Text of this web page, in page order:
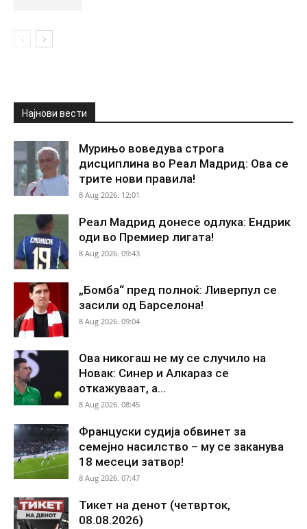
Најнови вести
Мурињо воведува строга
дисциплина во Реал Мадрид: Ова се
трите нови правила!
8 Aug 2026. 12:01
Реал Мадрид донесе одлука: Ендрик
оди во Премиер лигата!
8 Aug 2026. 09:43
„Бомба“ пред полноќ: Ливерпул се
засили од Барселона!
8 Aug 2026. 09:04
Ова никогаш не му се случило на
Новак: Синер и Алкараз се
откажуваат, а...
8 Aug 2026. 08:45
Француски судија обвинет за
семејно насилство – му се заканува
18 месеци затвор!
8 Aug 2026. 07:47
Тикет на денот (четврток,
08.08.2026)